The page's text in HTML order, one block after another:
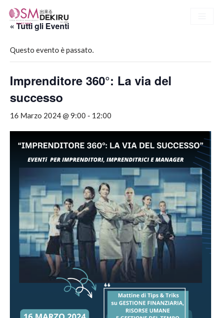
Vai
contenuto
« Tutti gli Eventi
Questo evento è passato.
Imprenditore 360°: La via del
successo
16 Marzo 2024 @ 9:00 - 12:00